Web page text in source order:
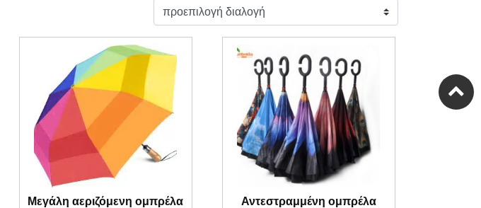
Μεγάλη αεριζόμενη ομπρέλα
Αντεστραμμένη ομπρέλα